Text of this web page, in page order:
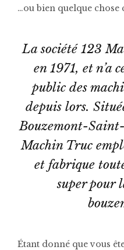
…ou bien quelque chose
La société 123
en 1971, et n’a
public des
depuis lors.
Bouzemont-
Machin Truc
et fabrique
super pour
Étant donné que vous